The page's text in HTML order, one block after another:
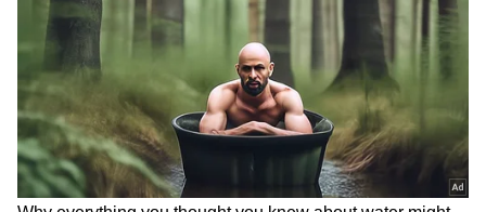
ఆదివాసీ దినోత్సవంలో మంత్రి
గుమ్మడి సంధ్య రాణి సూపర్
స్పీచ్ | Gummadi Sandhya
Rani Powerful Speech
విజయవాడలో చంద్రబాబు
డప్పులకి స్టెప్పులేసి ఆదివాసీలు |
CM Chandrababu
International Tribal Day